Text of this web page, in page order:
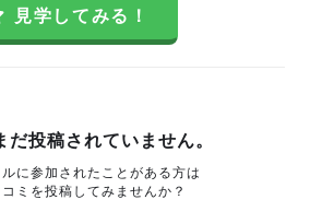
見学してみる！
だ投稿されていません。
に参加されたことがある方は
ミを投稿してみませんか？